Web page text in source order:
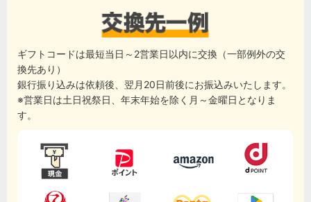
ギフトコードは最短当日～2営業日以内に交換（一部例外の交
換先あり）
銀行振り込みは依頼後、翌月20日前後にお振込みいたします。
※営業日は土日祝祭日、年末年始を除く月～金曜日となりま
す。